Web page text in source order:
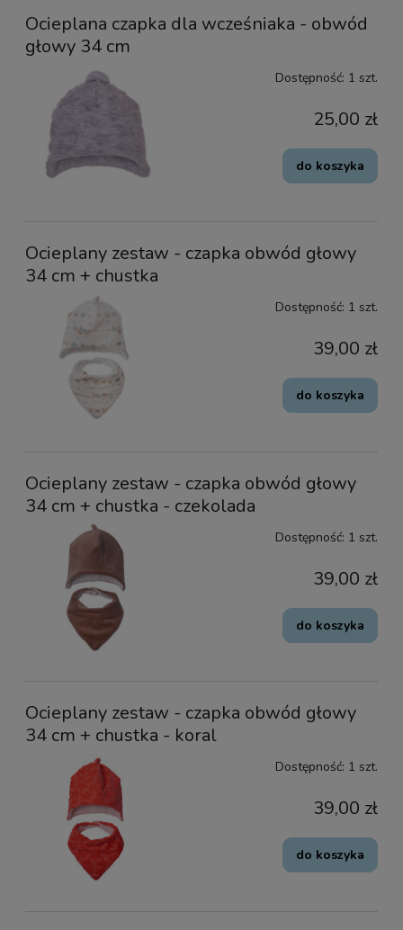
Ocieplana czapka dla wcześniaka - obwód
głowy 34 cm
Dostępność: 1 szt.
25,00 zł
do koszyka
Ocieplany zestaw - czapka obwód głowy
34 cm + chustka
Dostępność: 1 szt.
39,00 zł
do koszyka
Ocieplany zestaw - czapka obwód głowy
34 cm + chustka - czekolada
Dostępność: 1 szt.
39,00 zł
do koszyka
Ocieplany zestaw - czapka obwód głowy
34 cm + chustka - koral
Dostępność: 1 szt.
39,00 zł
do koszyka